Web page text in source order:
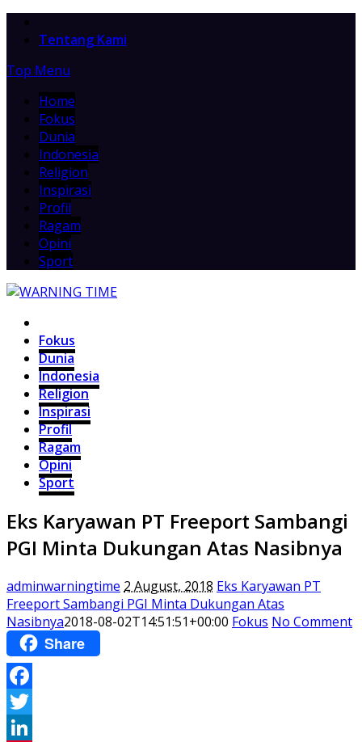
Tentang Kami
Top Menu
Home
Fokus
Dunia
Indonesia
Religion
Inspirasi
Profil
Ragam
Opini
Sport
Fokus
Dunia
Indonesia
Religion
Inspirasi
Profil
Ragam
Opini
Sport
Eks Karyawan PT Freeport Sambangi
PGI Minta Dukungan Atas Nasibnya
adminwarningtime 2 August, 2018 Eks Karyawan PT
Freeport Sambangi PGI Minta Dukungan Atas
Nasibnya2018-08-02T14:51:51+00:00 Fokus No Comment
Share
Facebook
Twitter